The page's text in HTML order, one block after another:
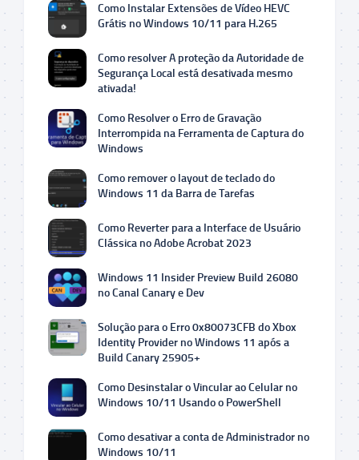
Como Instalar Extensões de Vídeo HEVC
Grátis no Windows 10/11 para H.265
Como resolver A proteção da Autoridade de
Segurança Local está desativada mesmo
ativada!
Como Resolver o Erro de Gravação
Interrompida na Ferramenta de Captura do
Windows
Como remover o layout de teclado do
Windows 11 da Barra de Tarefas
Como Reverter para a Interface de Usuário
Clássica no Adobe Acrobat 2023
Windows 11 Insider Preview Build 26080
no Canal Canary e Dev
Solução para o Erro 0x80073CFB do Xbox
Identity Provider no Windows 11 após a
Build Canary 25905+
Como Desinstalar o Vincular ao Celular no
Windows 10/11 Usando o PowerShell
Como desativar a conta de Administrador no
Windows 10/11